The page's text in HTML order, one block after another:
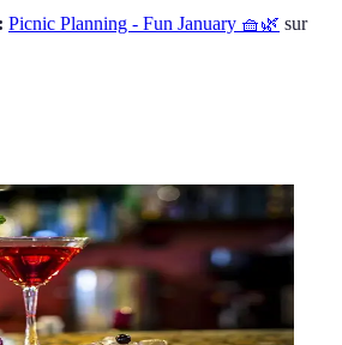
Picnic Planning - Fun January 🧺🌿 sur